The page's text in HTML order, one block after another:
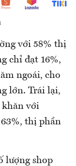
với 58% thị
chỉ đạt 16%,
ngoái, cho
lớn. Trái lại,
khăn với
thị phần
lượng shop